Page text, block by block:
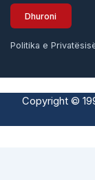
Dhuroni
Politika e
Copyright ©